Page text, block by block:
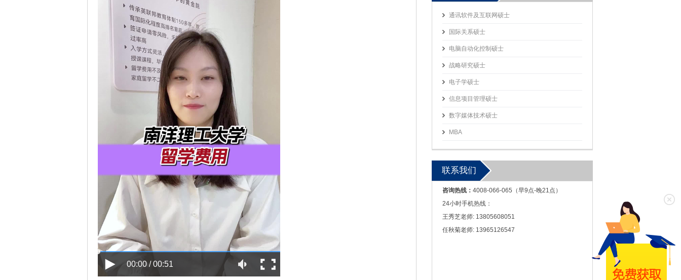
00:00 / 00:51
通讯软件及互联网硕士
国际关系硕士
电脑自动化控制硕士
战略研究硕士
电子学硕士
信息项目管理硕士
数字媒体技术硕士
MBA
联系我们
咨询热线： 4008-066-065（早9点-晚21点）
24小时手机热线：
王秀芝老师: 13805608051
任秋菊老师: 13965126547